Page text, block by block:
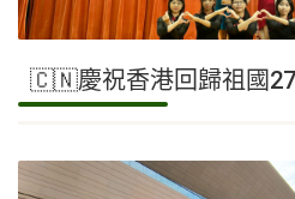
🇨🇳慶祝香港回歸祖國